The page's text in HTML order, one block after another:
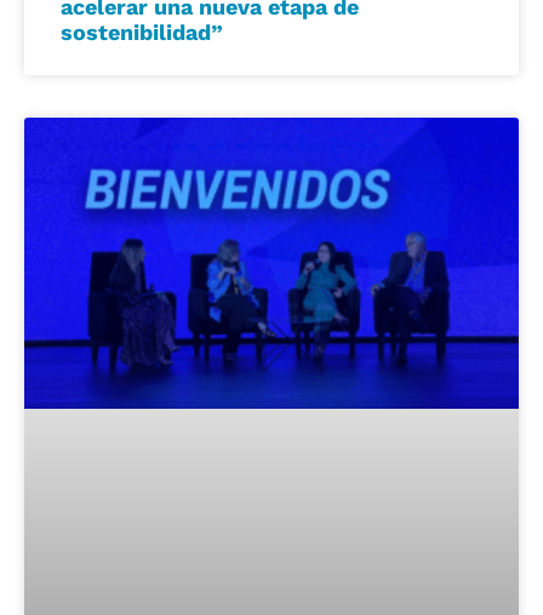
acelerar una nueva etapa de
sostenibilidad”